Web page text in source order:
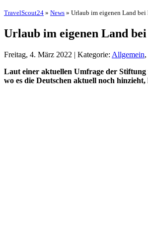
TravelScout24 » News » Urlaub im eigenen Land bei
Urlaub im eigenen Land
Freitag, 4. März 2022 | Kategorie: Allgemein,
Laut einer aktuellen Umfrage der
wo es die Deutschen aktuell noch hinzieht,